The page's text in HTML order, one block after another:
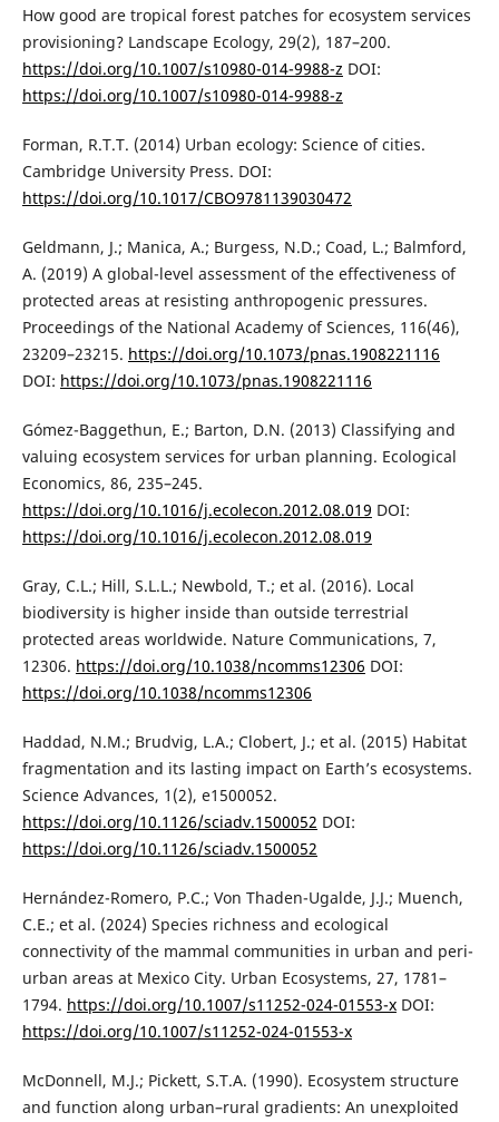
How good are tropical forest patches for ecosystem services
provisioning? Landscape Ecology, 29(2), 187–200.
https://doi.org/10.1007/s10980-014-9988-z DOI:
https://doi.org/10.1007/s10980-014-9988-z
Forman, R.T.T. (2014) Urban ecology: Science of cities.
Cambridge University Press. DOI:
https://doi.org/10.1017/CBO9781139030472
Geldmann, J.; Manica, A.; Burgess, N.D.; Coad, L.; Balmford,
A. (2019) A global-level assessment of the effectiveness of
protected areas at resisting anthropogenic pressures.
Proceedings of the National Academy of Sciences, 116(46),
23209–23215. https://doi.org/10.1073/pnas.1908221116
DOI: https://doi.org/10.1073/pnas.1908221116
Gómez-Baggethun, E.; Barton, D.N. (2013) Classifying and
valuing ecosystem services for urban planning. Ecological
Economics, 86, 235–245.
https://doi.org/10.1016/j.ecolecon.2012.08.019 DOI:
https://doi.org/10.1016/j.ecolecon.2012.08.019
Gray, C.L.; Hill, S.L.L.; Newbold, T.; et al. (2016). Local
biodiversity is higher inside than outside terrestrial
protected areas worldwide. Nature Communications, 7,
12306. https://doi.org/10.1038/ncomms12306 DOI:
https://doi.org/10.1038/ncomms12306
Haddad, N.M.; Brudvig, L.A.; Clobert, J.; et al. (2015) Habitat
fragmentation and its lasting impact on Earth’s ecosystems.
Science Advances, 1(2), e1500052.
https://doi.org/10.1126/sciadv.1500052 DOI:
https://doi.org/10.1126/sciadv.1500052
Hernández-Romero, P.C.; Von Thaden-Ugalde, J.J.; Muench,
C.E.; et al. (2024) Species richness and ecological
connectivity of the mammal communities in urban and peri-
urban areas at Mexico City. Urban Ecosystems, 27, 1781–
1794. https://doi.org/10.1007/s11252-024-01553-xDOI:
https://doi.org/10.1007/s11252-024-01553-x
McDonnell, M.J.; Pickett, S.T.A. (1990). Ecosystem structure
and function along urban–rural gradients: An unexploited